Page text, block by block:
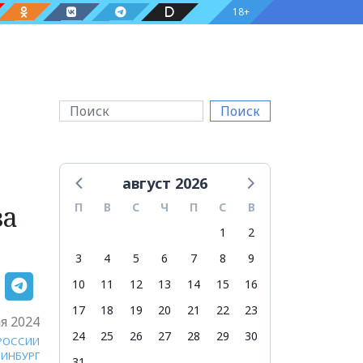
18+
Поиск
2024
август 2026
П В С Ч П С
В
1
2
3
4 5 6 7 8
9
10
11 12 13 14 15
16
17
18 19 20 21 22
23
24
25 26 27 28 29
30